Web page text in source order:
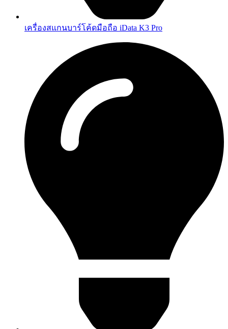
เครื่องสแกนบาร์โค้ดมือถือ iData K3 Pro